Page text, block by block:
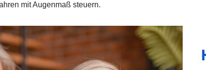
mit Augenmaß steuern.